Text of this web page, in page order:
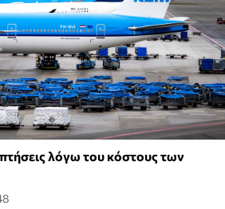
λόγω του κόστους των